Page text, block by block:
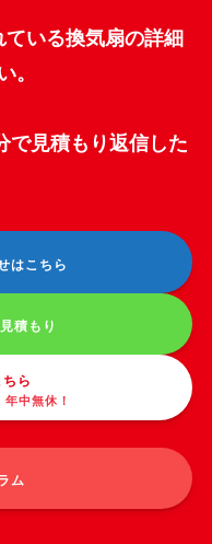
いる換気扇の詳細
。
で見積もり返信した
はこちら
積もり
ら
中無休！
ム